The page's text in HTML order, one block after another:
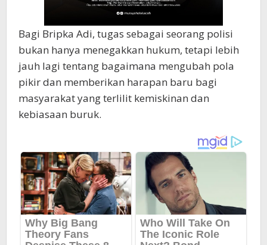
Bagi Bripka Adi, tugas sebagai seorang polisi
bukan hanya menegakkan hukum, tetapi lebih
jauh lagi tentang bagaimana mengubah pola
pikir dan memberikan harapan baru bagi
masyarakat yang terlilit kemiskinan dan
kebiasaan buruk.